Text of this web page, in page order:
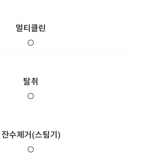
멀티클린
O
탈취
O
잔수제거(스팀기)
O